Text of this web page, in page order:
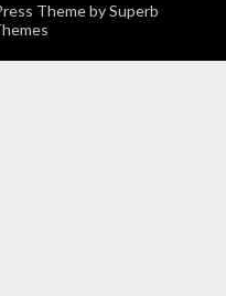
Theme bySuperb